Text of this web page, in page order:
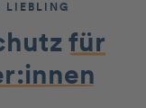
LIEBLING
für